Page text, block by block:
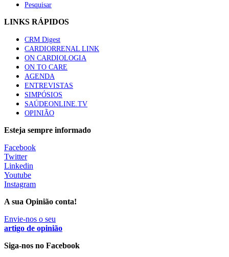
“Os programas de rastreio do cancro do pulmão são
custo-efetivos e representam um investimento
sustentável para os sistemas de saúde”
66 visualizações
Trodelvy aprovado para primeira linha no cancro da
mama triplo negativo metastático em doentes não
elegíveis para inibidores PD-(L)1
61 visualizações
Especialistas defendem mais potássio na alimentação
MAIS NOTÍCIAS
Sindicato diz que nova carreira de médicos dentistas reforça
estabilidade no SNS
Pesquisar
LINKS RÁPIDOS
CRM Digest
CARDIORRENAL LINK
ON CARDIOLOGIA
ON TO CARE
AGENDA
ENTREVISTAS
SIMPÓSIOS
SAÚDEONLINE.TV
OPINIÃO
Esteja sempre informado
Facebook
Twitter
Linkedin
Youtube
Instagram
A sua Opinião conta!
Envie-nos o seu
artigo de opinião
Siga-nos no Facebook